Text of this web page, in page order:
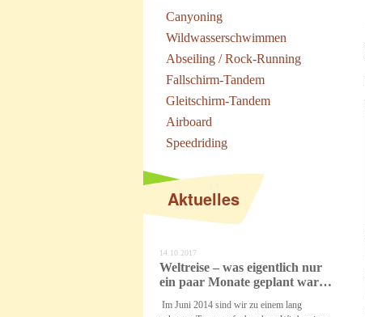
Canyoning
Wildwasserschwimmen
Abseiling / Rock-Running
Fallschirm-Tandem
Gleitschirm-Tandem
Airboard
Speedriding
Aktuelles
14.10.2017
Weltreise – was eigentlich nur
ein paar Monate geplant war…
Im Juni 2014 sind wir zu einem lang